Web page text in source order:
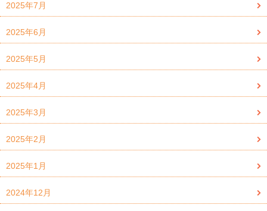
2025年7月
2025年6月
2025年5月
2025年4月
2025年3月
2025年2月
2025年1月
2024年12月